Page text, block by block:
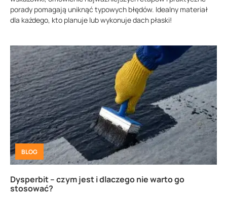
porady pomagają uniknąć typowych błędów. Idealny materiał
dla każdego, kto planuje lub wykonuje dach płaski!
BLOG
Dysperbit – czym jest i dlaczego nie warto go
stosować?